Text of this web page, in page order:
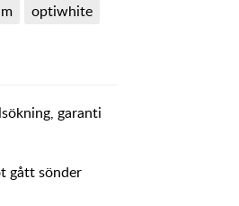
optiwhite
garanti
gått sönder